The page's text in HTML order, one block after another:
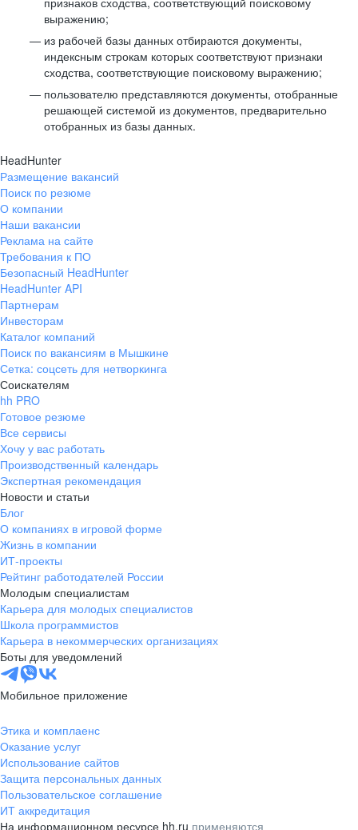
выражению;
из рабочей базы данных отбираются документы,
индексным строкам которых соответствуют признаки
сходства, соответствующие поисковому выражению;
пользователю представляются документы, отобранные
решающей системой из документов, предварительно
отобранных из базы данных.
HeadHunter
Размещение вакансий
Поиск по резюме
О компании
Наши вакансии
Реклама на сайте
Требования к ПО
Безопасный HeadHunter
HeadHunter API
Партнерам
Инвесторам
Каталог компаний
Поиск по вакансиям в Мышкине
Сетка: соцсеть для нетворкинга
Соискателям
hh PRO
Готовое резюме
Все сервисы
Хочу у вас работать
Производственный календарь
Экспертная рекомендация
Новости и статьи
Блог
О компаниях в игровой форме
Жизнь в компании
ИТ-проекты
Рейтинг работодателей России
Молодым специалистам
Карьера для молодых специалистов
Школа программистов
Карьера в некоммерческих организациях
Боты для уведомлений
Мобильное приложение
Этика и комплаенс
Оказание услуг
Использование сайтов
Защита персональных данных
Пользовательское соглашение
ИТ аккредитация
На информационном ресурсе hh.ru применяются